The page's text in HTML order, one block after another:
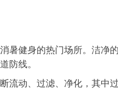
暑健身的热门场所。洁净
防线。
流动、过滤、净化，其中